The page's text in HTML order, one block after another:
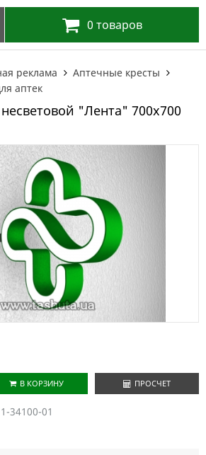
0 товаров
реклама
Аптечные кресты
аптек
"Лента" 700х700
В КОРЗИНУ ПРОСЧЕТ
34100-01